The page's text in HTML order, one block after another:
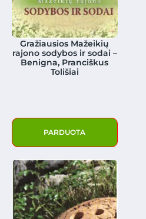
Gražiausios Mažeikių
rajono sodybos ir sodai –
Benigna, Pranciškus
Tolišiai
PARDUOTA